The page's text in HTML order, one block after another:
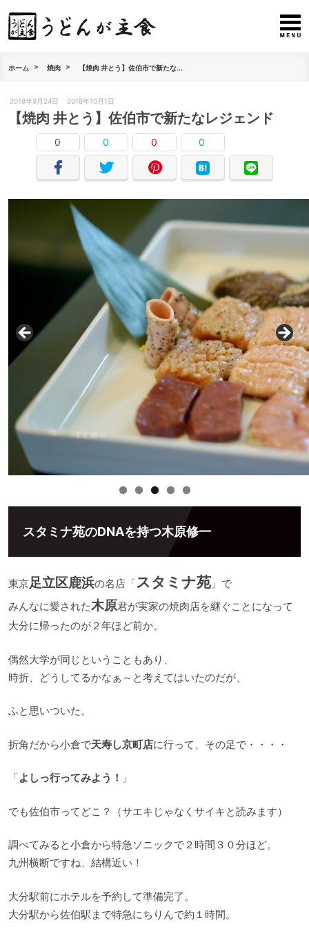
ホーム 焼肉 【焼肉 井とう】佐伯市で新たな...
2018年9月24日 2018年10月1日
【焼肉 井とう】佐伯市で新たなレジェンド
0 0 0 0
スタミナ苑のDNAを持つ木原修一
東京足立区鹿浜の名店「スタミナ苑」で
みんなに愛された木原君が実家の焼肉店を継ぐことになって
大分に帰ったのが２年ほど前か。
偶然大学が同じということもあり、
時折、どうしてるかなぁ～と考えてはいたのだが、
ふと思いついた。
折角だから小倉で天寿し京町店に行って、その足で・・・・
「よしっ行ってみよう！ 」
でも佐伯市ってどこ？（サエキじゃなくサイキと読みます）
調べてみると小倉から特急ソニックで２時間３０分ほど。
九州横断ですね、結構近い！
大分駅前にホテルを予約して準備完了。
大分駅から佐伯駅まで特急にちりんで約１時間。